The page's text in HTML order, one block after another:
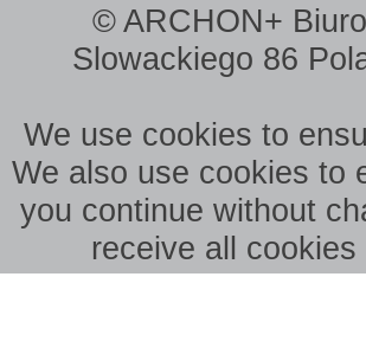
© ARCHON+
Slowackiego 86
We use cookies to
We also use cookies to
you continue without
receive all